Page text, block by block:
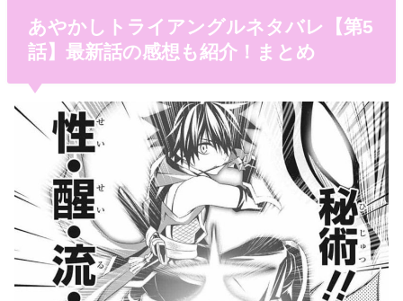
あやかしトライアングルネタバレ【第5
話】最新話の感想も紹介！まとめ